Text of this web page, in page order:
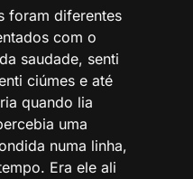
foram diferentes
com o
saudade, senti
ciúmes e até
quando lia
uma
numa linha,
Era ele ali